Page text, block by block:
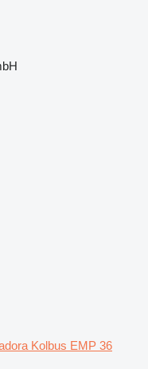
Kolbus EMP 36